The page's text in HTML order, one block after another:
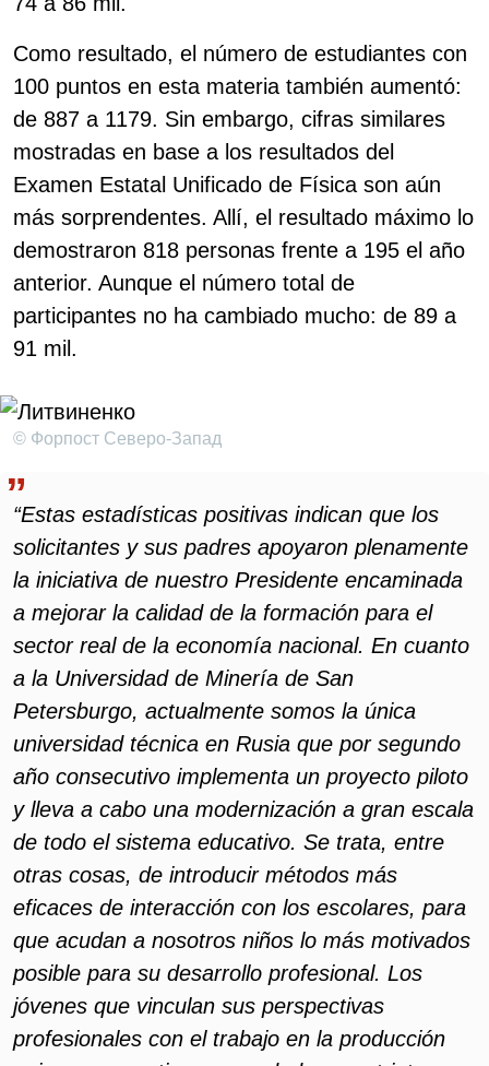
Como resultado, el número de estudiantes con
100 puntos en esta materia también aumentó:
de 887 a 1179. Sin embargo, cifras similares
mostradas en base a los resultados del
Examen Estatal Unificado de Física son aún
más sorprendentes. Allí, el resultado máximo lo
demostraron 818 personas frente a 195 el año
anterior. Aunque el número total de
participantes no ha cambiado mucho: de 89 a
91 mil.
© Форпост Северо-Запад
“Estas estadísticas positivas indican que los
solicitantes y sus padres apoyaron plenamente
la iniciativa de nuestro Presidente encaminada
a mejorar la calidad de la formación para el
sector real de la economía nacional. En cuanto
a la Universidad de Minería de San
Petersburgo, actualmente somos la única
universidad técnica en Rusia que por segundo
año consecutivo implementa un proyecto piloto
y lleva a cabo una modernización a gran escala
de todo el sistema educativo. Se trata, entre
otras cosas, de introducir métodos más
eficaces de interacción con los escolares, para
que acudan a nosotros niños lo más motivados
posible para su desarrollo profesional. Los
jóvenes que vinculan sus perspectivas
profesionales con el trabajo en la producción